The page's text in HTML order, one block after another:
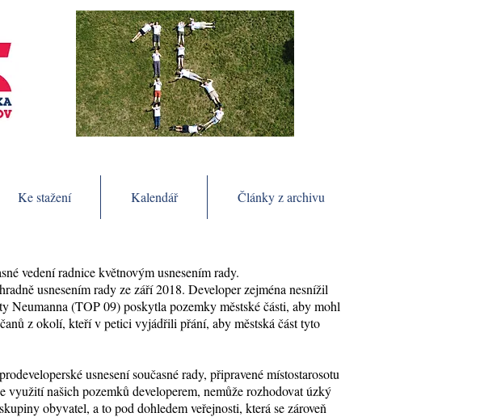
Ke stažení Kalendář Články z archivu
vedení radnice květnovým usnesením rady.
usnesením rady ze září 2018. Developer zejména nesnížil
Neumanna (TOP 09) poskytla pozemky městské části, aby mohl
z okolí, kteří v petici vyjádřili přání, aby městská část tyto
usnesení současné rady, připravené místostarosotu
našich pozemků developerem, nemůže rozhodovat úzký
obyvatel, a to pod dohledem veřejnosti, která se zároveň